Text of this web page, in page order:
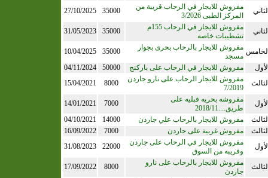
مفروش للايجار في الرحاب قريبة من
المركز الطبى 3/2026
35000
27/10/2025
مفروش للايجار في الرحاب 155م
تشطيبات خاصه
35000
31/05/2023
مفروش للايجار بالرحاب بحرى بجوار
مسجد
35000
10/04/2025
مفروش للايجار في الرحاب على باركنج 50000
04/11/2024
مفروش للايجار الرحاب على نارو جاردن
7/2019
8000
15/04/2021
مفروشه بحريه قبليه على
طريق....2018/11
7000
14/01/2021
مفروش للايجار بالرحاب علي جاردن 14000
04/10/2021
مفروش غربية على جاردن 7000
16/09/2022
مفروش للايجار في الرحاب على جاردن
وقريبه من السوق
22000
31/08/2023
مفروش للايجار بالرحاب على نارو
جاردن
8000
17/09/2022